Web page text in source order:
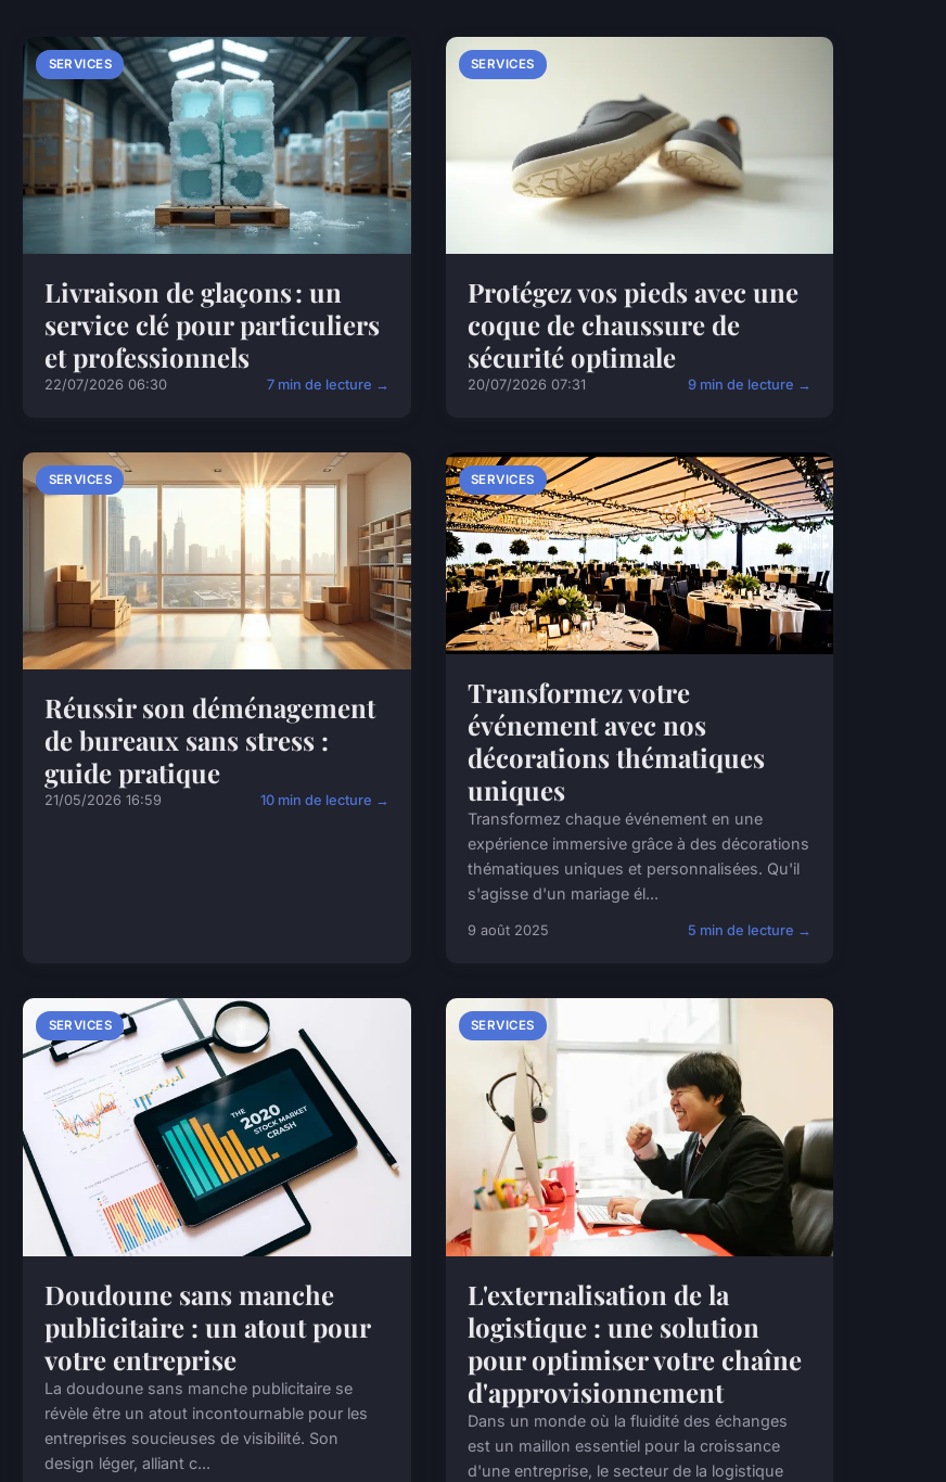
SERVICES
Livraison de glaçons : un
service clé pour particuliers
et professionnels
22/07/2026 06:30 7 min de lecture →
SERVICES
Protégez vos pieds avec une
coque de chaussure de
sécurité optimale
20/07/2026 07:31 9 min de lecture →
SERVICES
Réussir son déménagement
de bureaux sans stress :
guide pratique
21/05/2026 16:59 10 min de lecture →
SERVICES
Transformez votre
événement avec nos
décorations thématiques
uniques
Transformez chaque événement en une
expérience immersive grâce à des décorations
thématiques uniques et personnalisées. Qu'il
s'agisse d'un mariage él...
9 août 2025 5 min de lecture →
SERVICES
Doudoune sans manche
publicitaire : un atout pour
votre entreprise
La doudoune sans manche publicitaire se
révèle être un atout incontournable pour les
entreprises soucieuses de visibilité. Son
design léger, alliant c...
SERVICES
L'externalisation de la
logistique : une solution
pour optimiser votre chaîne
d'approvisionnement
Dans un monde où la fluidité des échanges
est un maillon essentiel pour la croissance
d'une entreprise, le secteur de la logistique